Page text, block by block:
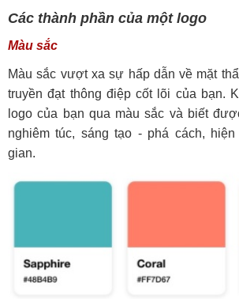
Các thành phần của một logo
Màu sắc
Màu sắc vượt xa sự hấp dẫn về mặt
truyền đạt thông điệp cốt lõi của bạn.
logo của bạn qua màu sắc và biết
nghiêm túc, sáng tạo - phá cách,
gian.